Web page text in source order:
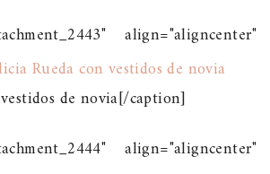
align="aligncenter"
de novia[/caption]
align="aligncenter"